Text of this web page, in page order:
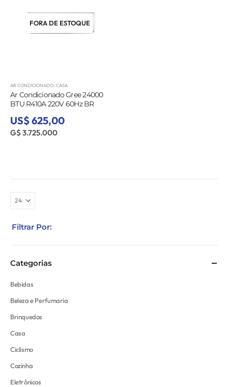
FORA DE ESTOQUE
AR CONDICIONADO CASA
Ar Condicionado Gree 24000
BTU R410A 220V 60Hz BR
US$ 625,00
G$ 3.725.000
Filtrar Por:
Categorias
Bebidas
Beleza e Perfumaria
Brinquedos
Casa
Ciclismo
Cozinha
Eletrônicos